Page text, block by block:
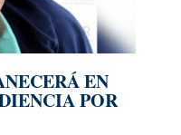
EN
POR